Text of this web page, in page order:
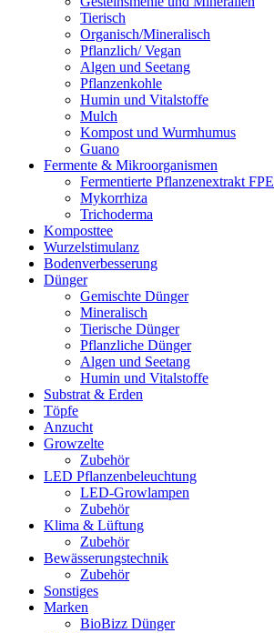
Tierisch
Organisch/Mineralisch
Pflanzlich/ Vegan
Algen und Seetang
Pflanzenkohle
Humin und Vitalstoffe
Mulch
Kompost und Wurmhumus
Guano
Fermente & Mikroorganismen
Fermentierte Pflanzenextrakt FPE
Mykorrhiza
Trichoderma
Komposttee
Wurzelstimulanz
Bodenverbesserung
Dünger
Gemischte Dünger
Mineralisch
Tierische Dünger
Pflanzliche Dünger
Algen und Seetang
Humin und Vitalstoffe
Substrat & Erden
Töpfe
Anzucht
Growzelte
Zubehör
LED Pflanzenbeleuchtung
LED-Growlampen
Zubehör
Klima & Lüftung
Zubehör
Bewässerungstechnik
Zubehör
Sonstiges
Marken
BioBizz Dünger